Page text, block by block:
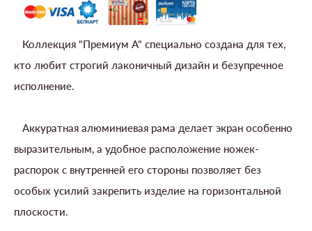
Коллекция "Премиум А" специально создана для тех,
кто любит строгий лаконичный дизайн и безупречное
исполнение.
Аккуратная алюминиевая рама делает экран особенно
выразительным, а удобное расположение ножек-
распорок с внутренней его стороны позволяет без
особых усилий закрепить изделие на горизонтальной
плоскости.